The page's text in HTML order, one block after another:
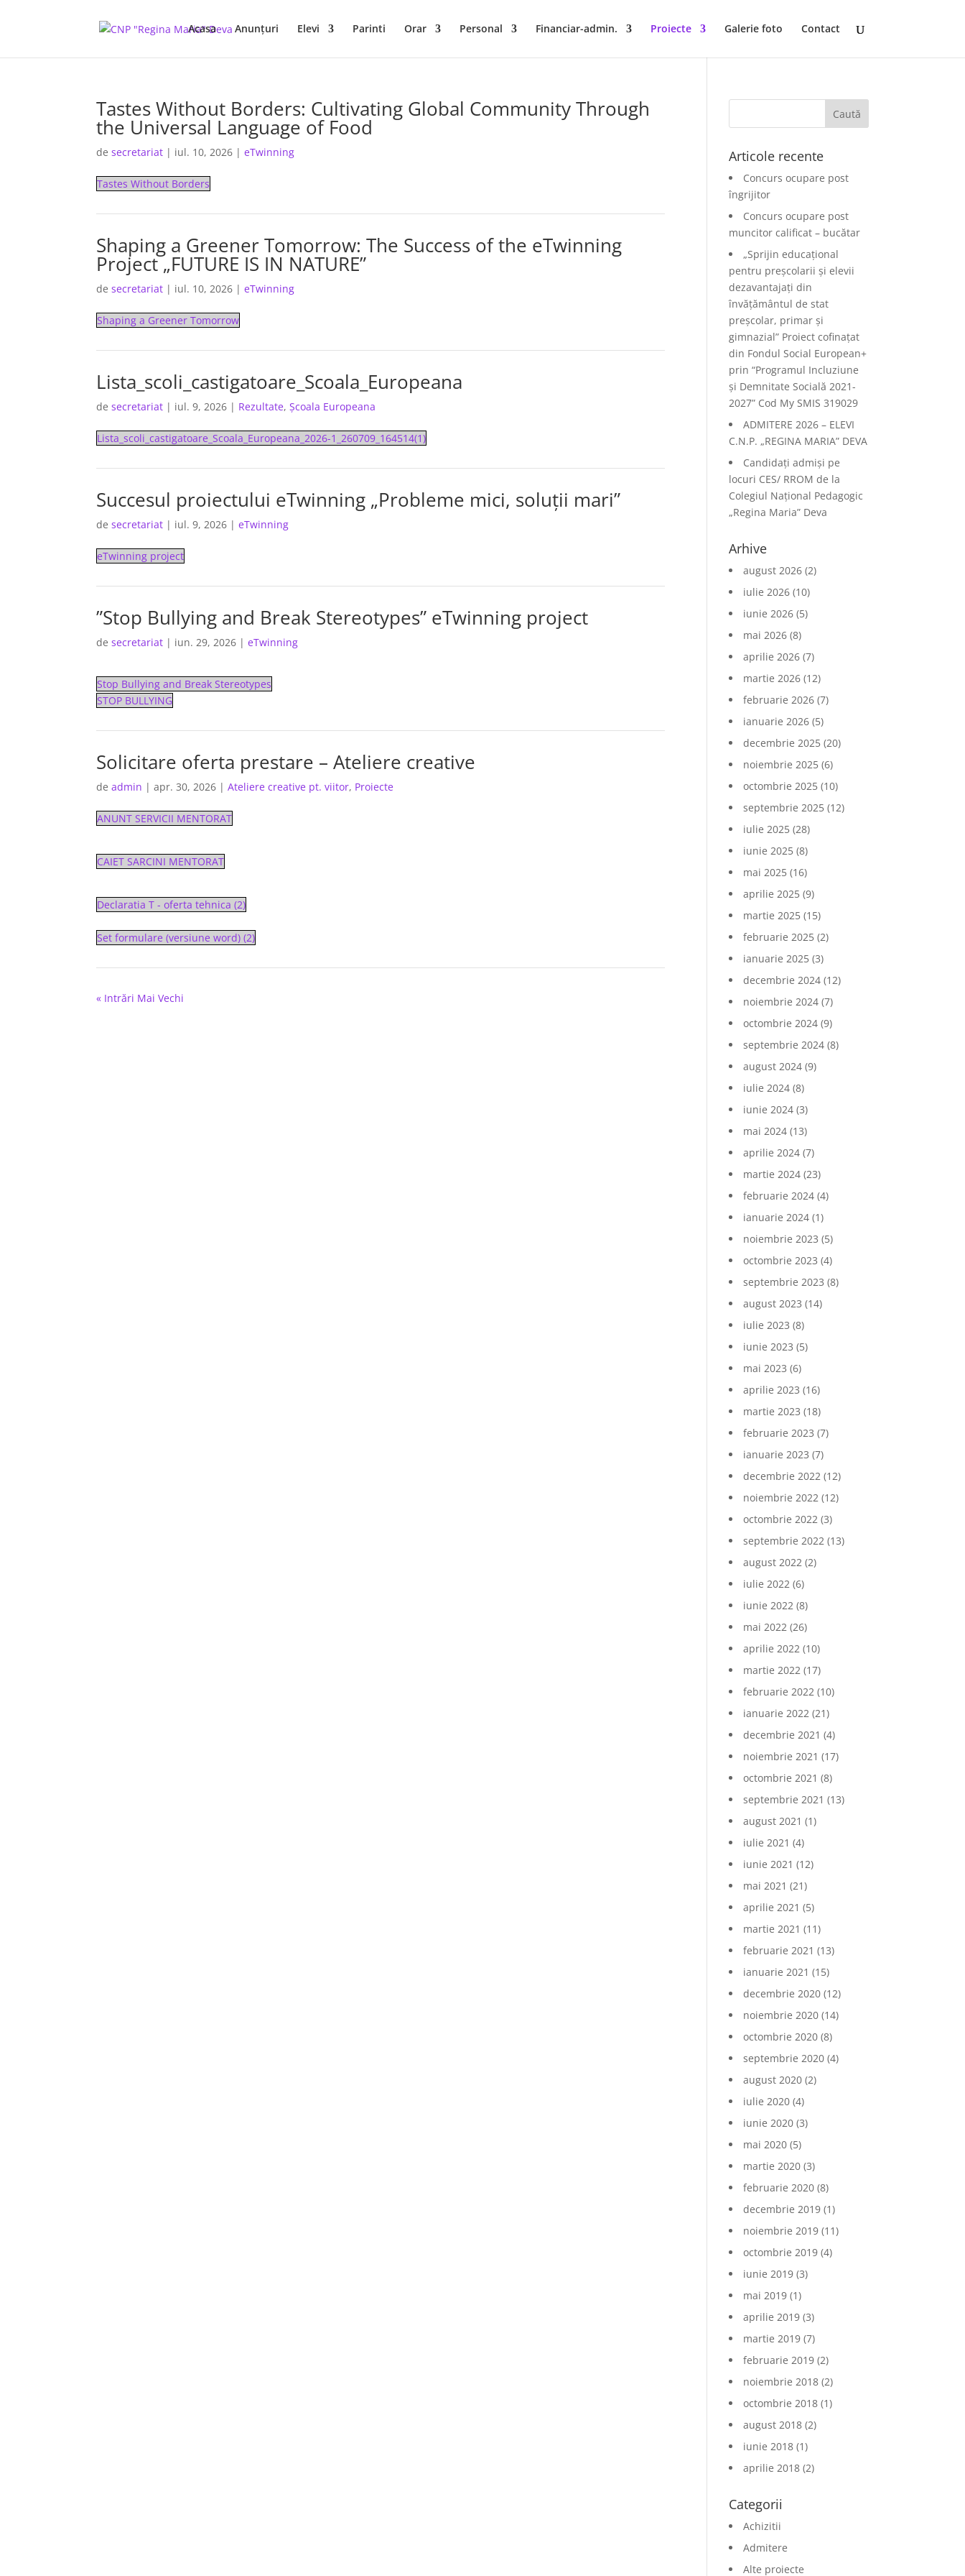
Acasa Anunţuri Elevi Parinti Orar Personal Financiar-admin. Proiecte Galerie foto Contact
Tastes Without Borders: Cultivating Global Community Through
the Universal Language of Food
desecretariat | iul. 10, 2026 |eTwinning
Tastes Without Borders
Shaping a Greener Tomorrow: The Success of the eTwinning
Project „FUTURE IS IN NATURE”
desecretariat | iul. 10, 2026 |eTwinning
Shaping a Greener Tomorrow
Lista_scoli_castigatoare_Scoala_Europeana
desecretariat | iul. 9, 2026 | Rezultate,Școala Europeana
Lista_scoli_castigatoare_Scoala_Europeana_2026-1_260709_164514(1)
Succesul proiectului eTwinning „Probleme mici, soluții mari”
desecretariat | iul. 9, 2026 |eTwinning
eTwinning project
”Stop Bullying and Break Stereotypes” eTwinning project
desecretariat | iun. 29, 2026 |eTwinning
Stop Bullying and Break Stereotypes
STOP BULLYING
Solicitare oferta prestare – Ateliere creative
deadmin |apr. 30, 2026 |Ateliere creative pt. viitor, Proiecte
ANUNT SERVICII MENTORAT
CAIET SARCINI MENTORAT
Declaratia T - oferta tehnica (2)
Set formulare (versiune word) (2)
« Intrări Mai Vechi
Articole recente
Concurs ocupare post
îngrijitor
Concurs ocupare post
muncitor calificat – bucătar
„Sprijin educațional
pentru preșcolarii și elevii
dezavantajați din
învățământul de stat
preșcolar, primar și
gimnazial” Proiect cofinațat
din Fondul Social European+
prin “Programul Incluziune
și Demnitate Socială 2021-
2027” Cod My SMIS 319029
ADMITERE 2026 – ELEVI
C.N.P. „REGINA MARIA” DEVA
Candidați admiși pe
locuri CES/ RROM de la
Colegiul Național Pedagogic
„Regina Maria” Deva
Arhive
august 2026 (2)
iulie 2026 (10)
iunie 2026 (5)
mai 2026 (8)
aprilie 2026 (7)
martie 2026 (12)
februarie 2026 (7)
ianuarie 2026 (5)
decembrie 2025 (20)
noiembrie 2025 (6)
octombrie 2025 (10)
septembrie 2025 (12)
iulie 2025 (28)
iunie 2025 (8)
mai 2025 (16)
aprilie 2025 (9)
martie 2025 (15)
februarie 2025 (2)
ianuarie 2025 (3)
decembrie 2024 (12)
noiembrie 2024 (7)
octombrie 2024 (9)
septembrie 2024 (8)
august 2024 (9)
iulie 2024 (8)
iunie 2024 (3)
mai 2024 (13)
aprilie 2024 (7)
martie 2024 (23)
februarie 2024 (4)
ianuarie 2024 (1)
noiembrie 2023 (5)
octombrie 2023 (4)
septembrie 2023 (8)
august 2023 (14)
iulie 2023 (8)
iunie 2023 (5)
mai 2023 (6)
aprilie 2023 (16)
martie 2023 (18)
februarie 2023 (7)
ianuarie 2023 (7)
decembrie 2022 (12)
noiembrie 2022 (12)
octombrie 2022 (3)
septembrie 2022 (13)
august 2022 (2)
iulie 2022 (6)
iunie 2022 (8)
mai 2022 (26)
aprilie 2022 (10)
martie 2022 (17)
februarie 2022 (10)
ianuarie 2022 (21)
decembrie 2021 (4)
noiembrie 2021 (17)
octombrie 2021 (8)
septembrie 2021 (13)
august 2021 (1)
iulie 2021 (4)
iunie 2021 (12)
mai 2021 (21)
aprilie 2021 (5)
martie 2021 (11)
februarie 2021 (13)
ianuarie 2021 (15)
decembrie 2020 (12)
noiembrie 2020 (14)
octombrie 2020 (8)
septembrie 2020 (4)
august 2020 (2)
iulie 2020 (4)
iunie 2020 (3)
mai 2020 (5)
martie 2020 (3)
februarie 2020 (8)
decembrie 2019 (1)
noiembrie 2019 (11)
octombrie 2019 (4)
iunie 2019 (3)
mai 2019 (1)
aprilie 2019 (3)
martie 2019 (7)
februarie 2019 (2)
noiembrie 2018 (2)
octombrie 2018 (1)
august 2018 (2)
iunie 2018 (1)
aprilie 2018 (2)
Categorii
Achizitii
Admitere
Alte proiecte